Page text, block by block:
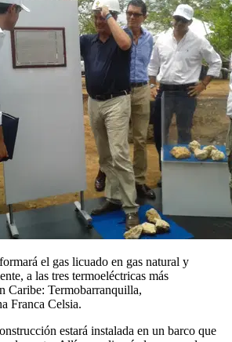
el gas licuado en gas natural y
a las tres termoeléctricas más
Caribe: Termobarranquilla,
Franca Celsia.
estará instalada en un barco que